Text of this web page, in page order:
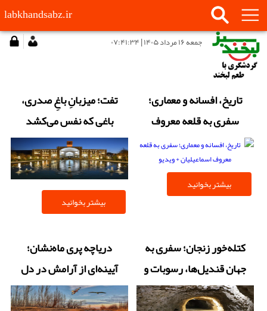
labkhandsabz.ir
جمعه ۱۶ مرداد ۱۴۰۵ | ۰۷:۴۱:۳۴
تاریخ، افسانه و معماری؛
سفری به قلعه معروف
اسماعیلیان + ویدیو
بیشتر بخوانید
تفت؛ میزبانِ باغِ صدری،
باغی که نفس می‌کشد
بیشتر بخوانید
کتله‌خور زنجان؛ سفری به
جهان قندیل‌ها، رسوبات و
زیبایی‌های ناشناخته
دریاچه پری ماه‌نشان؛
آیینه‌ای از آرامش در دل
طبیعت زنجان